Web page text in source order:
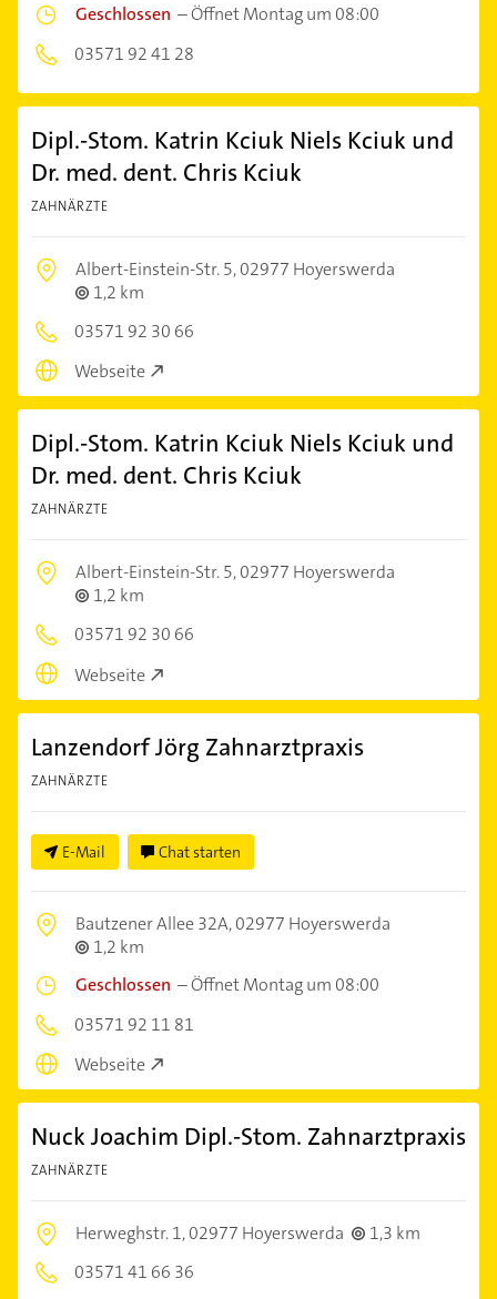
Geschlossen –Öffnet Montag um 08:00
03571 92 41 28
Dipl.-Stom. Katrin Kciuk Niels Kciuk und
Dr. med. dent. Chris Kciuk
ZAHNÄRZTE
Albert-Einstein-Str. 5,02977 Hoyerswerda
1,2 km
03571 92 30 66
Webseite
Dipl.-Stom. Katrin Kciuk Niels Kciuk und
Dr. med. dent. Chris Kciuk
ZAHNÄRZTE
Albert-Einstein-Str. 5,02977 Hoyerswerda
1,2 km
03571 92 30 66
Webseite
Lanzendorf Jörg Zahnarztpraxis
ZAHNÄRZTE
E-Mail Chat starten
Bautzener Allee 32A,02977 Hoyerswerda
1,2 km
Geschlossen –Öffnet Montag um 08:00
03571 92 11 81
Webseite
Nuck Joachim Dipl.-Stom. Zahnarztpraxis
ZAHNÄRZTE
Herweghstr. 1,02977 Hoyerswerda
1,3 km
03571 41 66 36